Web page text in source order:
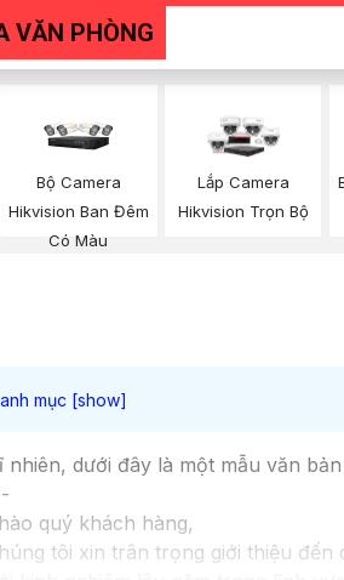
VĂN PHÒNG
Bộ Camera
Hikvision Ban Đêm
Có Màu
Lắp Camera
Hikvision Trọn Bộ
nhiên, dưới đây là một mẫu văn
quý khách hàng,
tôi xin trân trọng giới thiệu